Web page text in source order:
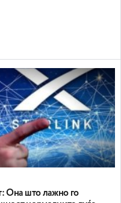
Она што лажно го